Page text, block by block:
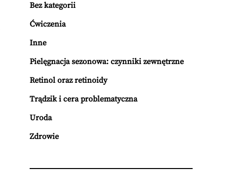
Bez kategorii
Ćwiczenia
Inne
Pielęgnacja sezonowa: czynniki zewnętrzne
Retinol oraz retinoidy
Trądzik i cera problematyczna
Uroda
Zdrowie